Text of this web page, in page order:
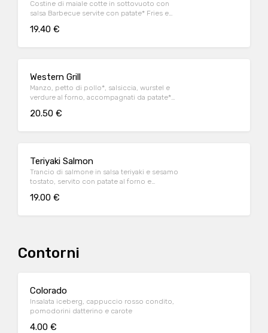
Costine di maiale cotte in sottovuoto con
salsa Barbecue servite con patate* Fries e
19.40 €
Western Grill
Manzo, petto di pollo*, salsiccia, wurstel e
verdure al forno, accompagnati da patate*
20.50 €
Teriyaki Salmon
Trancio di salmone in salsa teriyaki e sesamo
tostato, servito con patate al forno e
19.00 €
Contorni
Colorado
Insalata iceberg, cappuccio rosso condito,
pomodorini datterino e carote
4.00 €